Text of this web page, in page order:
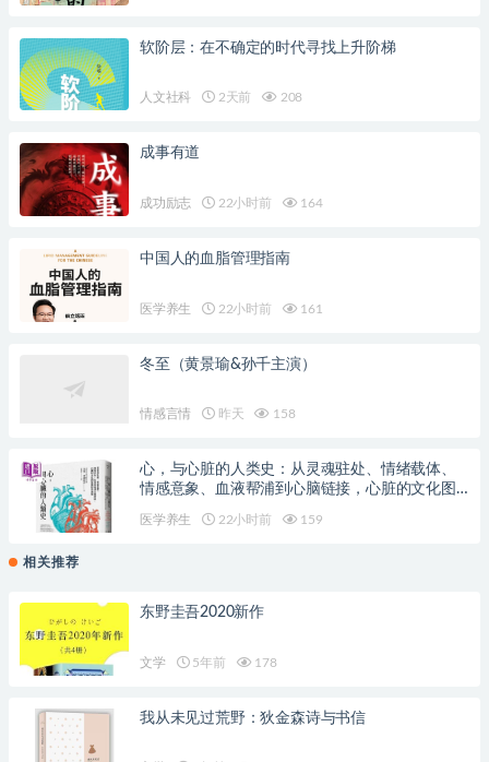
软阶层：在不确定的时代寻找上升阶梯
人文社科 2天前 208
成事有道
成功励志 22小时前 164
中国人的血脂管理指南
医学养生 22小时前 161
冬至（黄景瑜&孙千主演）
情感言情 昨天 158
心，与心脏的人类史：从灵魂驻处、情绪载体、
情感意象、血液帮浦到心脑链接，心脏的文化图
医学养生 22小时前 159
相关推荐
东野圭吾2020新作
文学 5年前 178
我从未见过荒野：狄金森诗与书信